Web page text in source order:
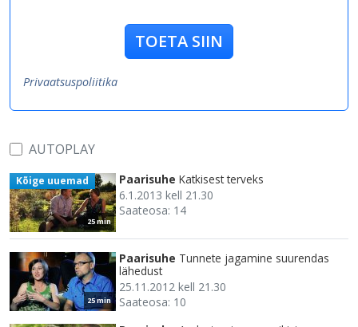
TOETA SIIN
Privaatsuspoliitika
AUTOPLAY
25 min
Kõige uuemad Paarisuhe Katkisest terveks
6.1.2013 kell 21.30
Saateosa: 14
25 min
Paarisuhe Tunnete jagamine suurendas
lähedust
25.11.2012 kell 21.30
Saateosa: 10